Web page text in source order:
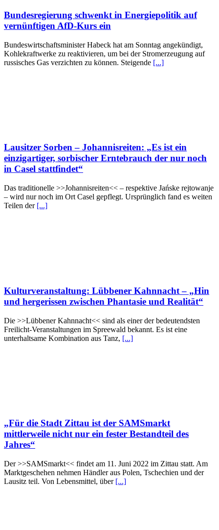
Bundesregierung schwenkt in Energiepolitik auf
vernünftigen AfD-Kurs ein
Bundeswirtschaftsminister Habeck hat am Sonntag angekündigt,
Kohlekraftwerke zu reaktivieren, um bei der Stromerzeugung auf
russisches Gas verzichten zu können. Steigende [...]
Lausitzer Sorben – Johannisreiten: „Es ist ein
einzigartiger, sorbischer Erntebrauch der nur noch
in Casel stattfindet“
Das traditionelle >>Johannisreiten<< – respektive Jańske rejtowanje
– wird nur noch im Ort Casel gepflegt. Ursprünglich fand es weiten
Teilen der [...]
Kulturveranstaltung: Lübbener Kahnnacht – „Hin
und hergerissen zwischen Phantasie und Realität“
Die >>Lübbener Kahnnacht<< sind als einer der bedeutendsten
Freilicht-Veranstaltungen im Spreewald bekannt. Es ist eine
unterhaltsame Kombination aus Tanz, [...]
„Für die Stadt Zittau ist der SAMSmarkt
mittlerweile nicht nur ein fester Bestandteil des
Jahres“
Der >>SAMSmarkt<< findet am 11. Juni 2022 im Zittau statt. Am
Marktgeschehen nehmen Händler aus Polen, Tschechien und der
Lausitz teil. Von Lebensmittel, über [...]